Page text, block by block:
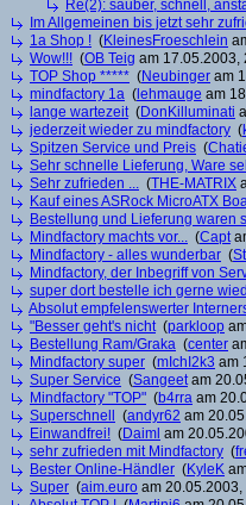
Re(2): sauber, schnell,
Im Allgemeinen bis jetzt sehr
1a Shop ! (KleinesFroeschlein
Wow!!! (OB Teig am 17.05.2003,
TOP Shop ***** (Neubinger am
mindfactory 1a ( lehmauge am
lange wartezeit(DonKilluminati
jederzeit wieder zu mindfactory (
Spitzen Service und Preis (
Sehr schnelle Lieferung, Ware
Sehr zufrieden ... (THE-MATRIX
Kauf eines ASRock MicroATX
Bestellung und Lieferung waren
Mindfactory machts vor... (Capt
Mindfactory - alles wunderbar (
Mindfactory, der Inbegriff von
super dort bestelle ich gerne
Absolut empfelenswerter
"Besser geht's nicht(parkloop
Bestellung Ram/Graka (center
Mindfactory super (mIchI2k3 am
Super Service (Sangeetam
Mindfactory "TOP" (b4rra am
Superschnell
(andyr62 am
Einwandfrei! (Daiml am
sehr zufrieden mit Mindfactory (
Bester Online-Händler (KyleK
Super (aim.euro am